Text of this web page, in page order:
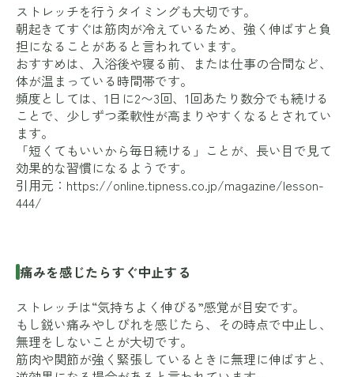
ストレッチを行うタイミングも大切です。
朝起きてすぐは筋肉が冷えているため、強く伸ばすと負
担になることがあると言われています。
おすすめは、入浴後や寝る前、または仕事の合間など、
体が温まっている時間帯です。
頻度としては、1日に2〜3回、1回あたり数分でも続ける
ことで、少しずつ柔軟性が高まりやすくなるとされてい
ます。
「短くてもいいから毎日続ける」ことが、長い目で見て
効果的な習慣になるようです。
引用元： https://online.tipness.co.jp/magazine/lesson-
444/
痛みを感じたらすぐ中止する
ストレッチは“気持ちよく伸びる”感覚が目安です。
もし鋭い痛みやしびれを感じたら、その時点で中止し、
無理をしないことが大切です。
筋肉や関節が強く緊張しているときに無理に伸ばすと、